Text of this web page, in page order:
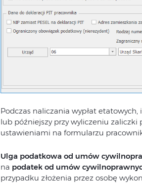
Podczas naliczania wypłat
lub późniejszy przy wyliczeniu
ustawieniami na formularzu
Ulga podatkowa od umów
na podatek od umów
przypadku złożenia przez osobę